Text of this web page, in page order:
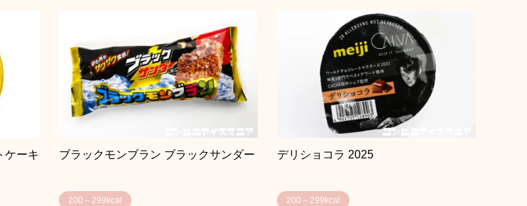
ケーキ
ブラックモンブラン ブラックサンダー
200～299kcal
デリショコラ 2025
200～299kcal